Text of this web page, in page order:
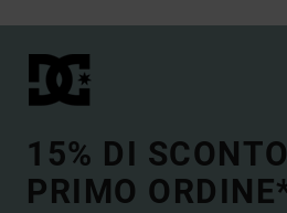
15% DI
PRIMO